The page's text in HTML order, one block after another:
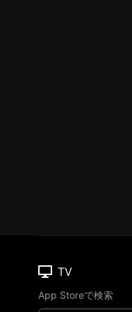
TV
App Storeで検索